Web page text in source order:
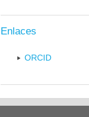
Enlaces
ORCID